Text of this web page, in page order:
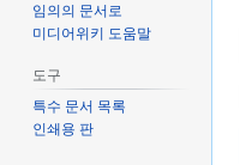
임의의 문서로
미디어위키 도움말
도구
특수 문서 목록
인쇄용 판